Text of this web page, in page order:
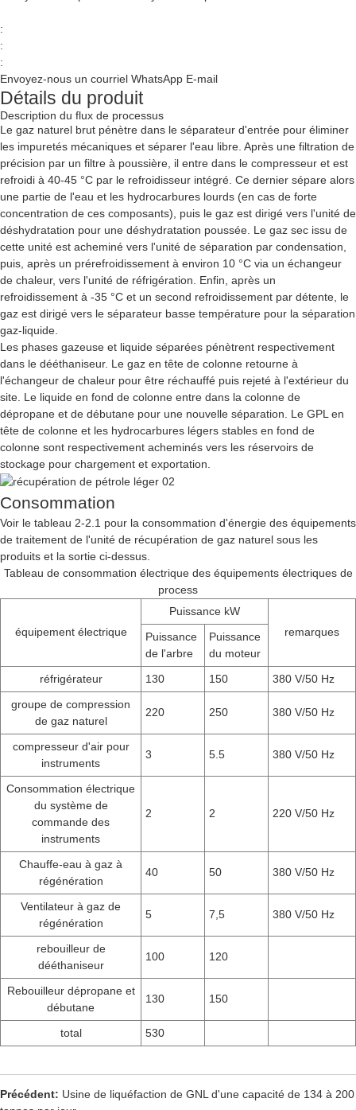
:
:
:
Envoyez-nous un courriel WhatsApp E-mail
Détails du produit
Description du flux de processus
Le gaz naturel brut pénètre dans le séparateur d'entrée pour éliminer
les impuretés mécaniques et séparer l'eau libre. Après une filtration de
précision par un filtre à poussière, il entre dans le compresseur et est
refroidi à 40-45 °C par le refroidisseur intégré. Ce dernier sépare alors
une partie de l'eau et les hydrocarbures lourds (en cas de forte
concentration de ces composants), puis le gaz est dirigé vers l'unité de
déshydratation pour une déshydratation poussée. Le gaz sec issu de
cette unité est acheminé vers l'unité de séparation par condensation,
puis, après un prérefroidissement à environ 10 °C via un échangeur
de chaleur, vers l'unité de réfrigération. Enfin, après un
refroidissement à -35 °C et un second refroidissement par détente, le
gaz est dirigé vers le séparateur basse température pour la séparation
gaz-liquide.
Les phases gazeuse et liquide séparées pénètrent respectivement
dans le dééthaniseur. Le gaz en tête de colonne retourne à
l'échangeur de chaleur pour être réchauffé puis rejeté à l'extérieur du
site. Le liquide en fond de colonne entre dans la colonne de
dépropane et de débutane pour une nouvelle séparation. Le GPL en
tête de colonne et les hydrocarbures légers stables en fond de
colonne sont respectivement acheminés vers les réservoirs de
stockage pour chargement et exportation.
Consommation
Voir le tableau 2-2.1 pour la consommation d'énergie des équipements
de traitement de l'unité de récupération de gaz naturel sous les
produits et la sortie ci-dessus.
Tableau de consommation électrique des équipements électriques de
process
équipement électrique
Puissance kW
remarques
Puissance
de l'arbre
Puissance
du moteur
réfrigérateur
130 150
380 V/50 Hz
groupe de compression
de gaz naturel
220 250 380 V/50 Hz
compresseur d'air pour
instruments
3 5.5 380 V/50 Hz
Consommation électrique
du système de
commande des
instruments
2 2 220 V/50 Hz
Chauffe-eau à gaz à
régénération
40 50 380 V/50 Hz
Ventilateur à gaz de
régénération
5 7,5 380 V/50 Hz
rebouilleur de
dééthaniseur
100 120
Rebouilleur dépropane et
débutane
130 150
total 530
Précédent: Usine de liquéfaction de GNL d'une capacité de 134 à 200